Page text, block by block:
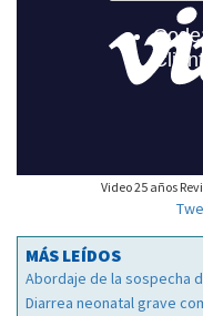
Video 25 años
MÁS LEÍDOS
Abordaje de la sospecha
Diarrea neonatal grave